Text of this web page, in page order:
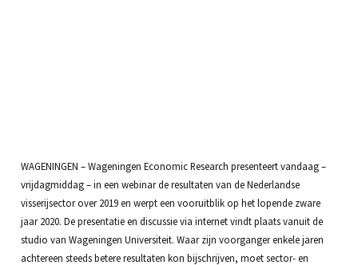
WAGENINGEN – Wageningen Economic Research presenteert vandaag –
vrijdagmiddag – in een webinar de resultaten van de Nederlandse
visserijsector over 2019 en werpt een vooruitblik op het lopende zware
jaar 2020. De presentatie en discussie via internet vindt plaats vanuit de
studio van Wageningen Universiteit. Waar zijn voorganger enkele jaren
achtereen steeds betere resultaten kon bijschrijven, moet sector- en